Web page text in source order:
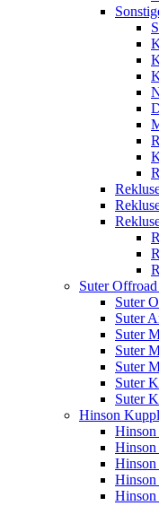
Suter
Suter
Suter
Suter
Suter
Suter
Suter
Suter
Hinson
Hinson
Hinson
Hinson